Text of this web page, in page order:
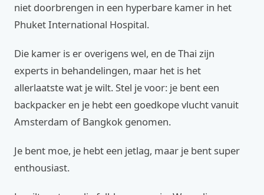
niet doorbrengen in een hyperbare kamer in het
Phuket International Hospital.
Die kamer is er overigens wel, en de Thai zijn
experts in behandelingen, maar het is het
allerlaatste wat je wilt. Stel je voor: je bent een
backpacker en je hebt een goedkope vlucht vanuit
Amsterdam of Bangkok genomen.
Je bent moe, je hebt een jetlag, maar je bent super
enthousiast.